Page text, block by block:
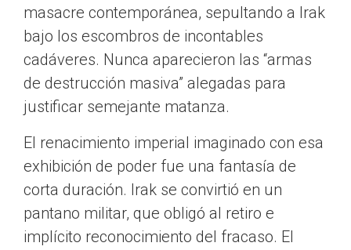
masacre contemporánea, sepultando a Irak
bajo los escombros de incontables
cadáveres. Nunca aparecieron las “armas
de destrucción masiva” alegadas para
justificar semejante matanza.
El renacimiento imperial imaginado con esa
exhibición de poder fue una fantasía de
corta duración. Irak se convirtió en un
pantano militar, que obligó al retiro e
implícito reconocimiento del fracaso. El